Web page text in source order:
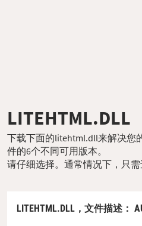
LITEHTML.DLL
下载下面的litehtml.dll来解决您
件的6个不同可用版本。
请仔细选择。通常情况下，只需
LITEHTML.DLL， 文件描述 ：